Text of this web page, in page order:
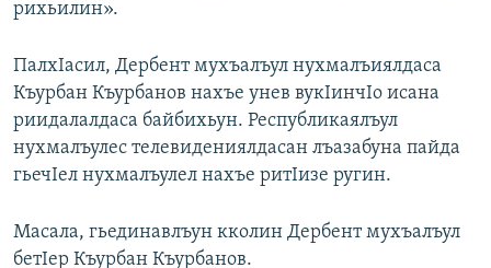
рихьилин».
ПалхIасил, Дербент мухъалъул нухмалъиялдаса
Къурбан Къурбанов нахъе унев вукIинчIо исана
риидалалдаса байбихьун. Республикаялъул
нухмалъулес телевидениялдасан лъазабуна пайда
гьечIел нухмалъулел нахъе ритIизе ругин.
Масала, гьединавлъун кколин Дербент мухъалъул
бетIер Къурбан Къурбанов.